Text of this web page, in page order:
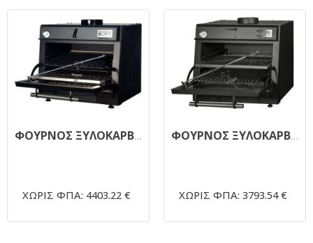
ΦΟΥΡΝΟΣ ΞΥΛΟΚΑΡΒΟΥΝΟΥ PIRA 80 LUX
ΧΩΡΙΣ ΦΠΑ: 4403.22 €
ΦΟΥΡΝΟΣ ΞΥΛΟΚΑΡΒΟΥΝΟΥ PIRA 70 LUX
ΧΩΡΙΣ ΦΠΑ: 3793.54 €